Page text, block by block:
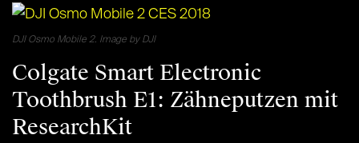
DJI Osmo Mobile 2. Image by DJI
Colgate Smart Electronic
Toothbrush E1: Zähneputzen mit
ResearchKit